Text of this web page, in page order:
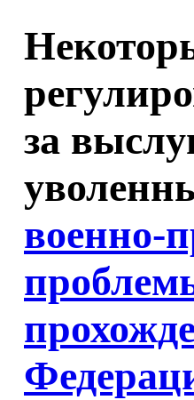
за
военно-